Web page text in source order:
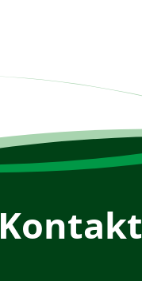
Kontakt